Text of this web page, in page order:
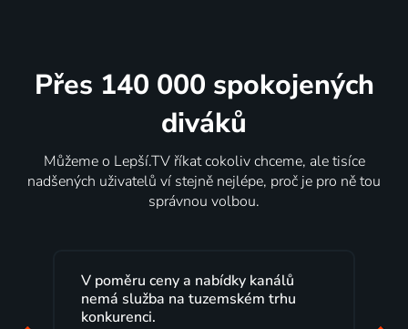
Přes 140 000 spokojených
diváků
Můžeme o Lepší.TV říkat cokoliv chceme, ale tisíce
nadšených uživatelů ví stejně nejlépe, proč je pro ně tou
správnou volbou.
Lepší.TV sleduji už několik let s
maximální spokojeností. Velký výběr
programů a nemuset běžet k TV na